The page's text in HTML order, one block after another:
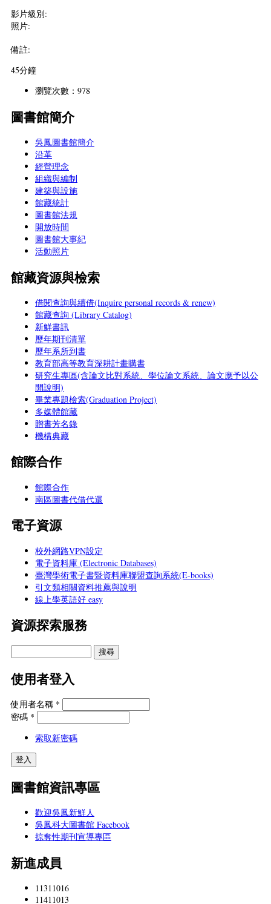
影片級別:
照片:
備註:
45分鐘
瀏覽次數：978
圖書館簡介
吳鳳圖書館簡介
沿革
經營理念
組織與編制
建築與設施
館藏統計
圖書館法規
開放時間
圖書館大事紀
活動照片
館藏資源與檢索
借閱查詢與續借(Inquire personal records & renew)
館藏查詢 (Library Catalog)
新鮮書訊
歷年期刊清單
歷年系所到書
教育部高等教育深耕計畫購書
研究生專區(含論文比對系統、學位論文系統、論文應予以公
開說明)
畢業專題檢索(Graduation Project)
多媒體館藏
贈書芳名錄
機構典藏
館際合作
館際合作
南區圖書代借代還
電子資源
校外網路VPN設定
電子資料庫 (Electronic Databases)
臺灣學術電子書暨資料庫聯盟查詢系統(E-books)
引文類相關資料推薦與說明
線上學英語好 easy
資源探索服務
使用者登入
使用者名稱 *
密碼 *
索取新密碼
圖書館資訊專區
歡迎吳鳳新鮮人
吳鳳科大圖書館 Facebook
掠奪性期刊宣導專區
新進成員
11311016
11411013